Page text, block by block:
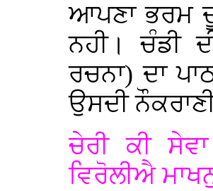
ਆਪਣਾ ਭਰਮ
ਨਹੀ। ਚੰਡੀ
ਰਚਨਾ) ਦਾ
ਉਸਦੀ
ਚੇਰੀ ਕੀ
ਵਿਰੋਲੀਐ